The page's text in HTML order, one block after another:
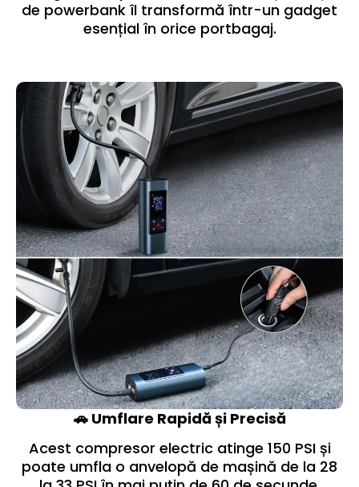
de powerbank îl transformă într-un gadget
esențial în orice portbagaj.
🚗 Umflare Rapidă și Precisă
Acest compresor electric atinge 150 PSI și
poate umfla o anvelopă de mașină de la 28